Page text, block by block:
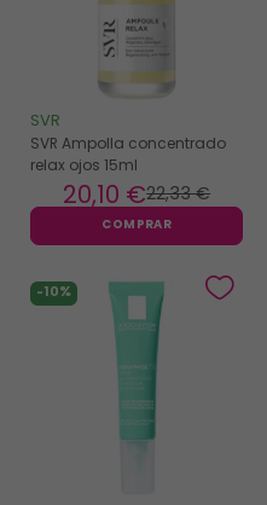
SVR
SVR Ampolla concentrado
relax ojos 15ml
22,33 €
20,10 €
COMPRAR
-10%